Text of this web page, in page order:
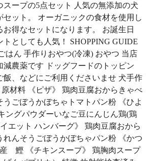
ープの5点セット 人気の無添加の犬
セット。 オーガニックの食材を使用し
得なセットになります。 お誕生日
としても人気！ SHOPPING GUIDE
はん 手作りおやつ(冷凍) おやつ 当店
減農薬です ドッグフードのトッピン
飯、などにご利用くださいませ 犬手作
材料 《ピザ》 鶏肉豆腐おからきゃべ
ごぼうかぼちゃトマトパン粉 《ひよ
ングパウダーいなご豆にんじん鶏(鶏
エット ハンバーグ》 鶏肉豆腐おから
れんそうごぼうかぼちゃパン粉 《かつ
鰹 《チキンスープ》 鶏胸肉スープ